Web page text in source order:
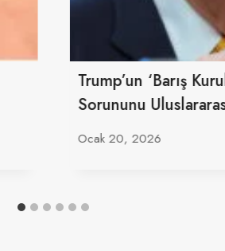
Trump’un ‘Barış
Sorununu
Ocak 20, 2026